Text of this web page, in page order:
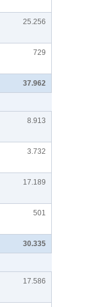
25.256
729
37.962
8.913
3.732
17.189
501
30.335
17.586